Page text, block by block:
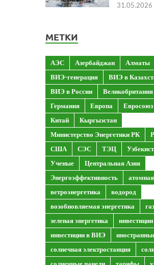
31.05.2026
МЕТКИ
АЭС Азербайджан Алматы
ВИЭ-генерация
ВИЭ в
ВИЭ в России
Великобритания
Германия
Европа Евросоюз
Китай
Кыргызстан
Министерство Энергетики РК
США
СЭС ТЭЦ
Ученые
Центральная Азия
Энергоэффективность
ветроэнергетика
водород
возобновляемая энергетика
газ
зеленая энергетика
инвестиции
инвестиции в ВИЭ
солнечная электростанция
солнечные панели
тарифы